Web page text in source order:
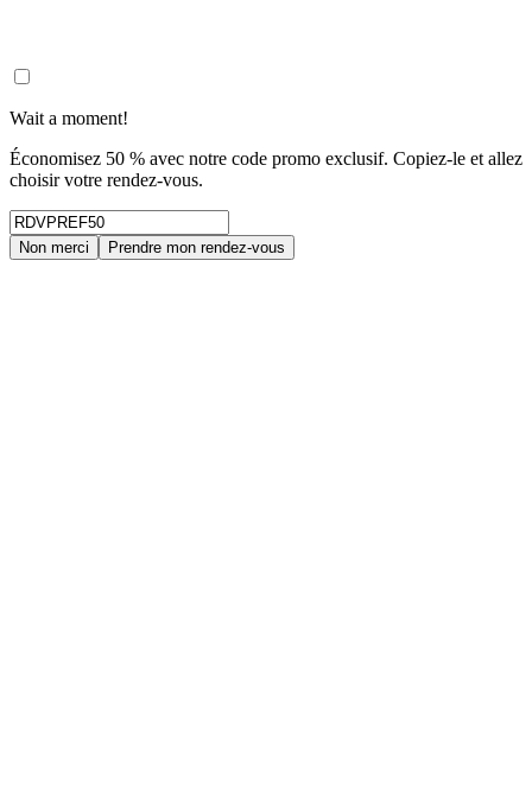
Wait a moment!
Économisez 50 % avec notre code promo exclusif. Copiez-le et allez
choisir votre rendez-vous.
Non merci Prendre mon rendez-vous